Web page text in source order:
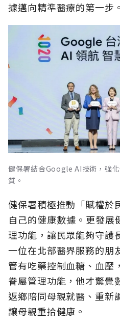
據邁向精準醫療的第一步。
健保署結合Google AI技術，強
質。
健保署積極推動「賦權於
自己的健康數據。更發
理功能，讓民眾能夠守護
一位在北部醫界服務的朋
管有吃藥控制血糖、血壓
眷屬管理功能，他才驚覺
返鄉陪同母親就醫、重新
讓母親重拾健康。